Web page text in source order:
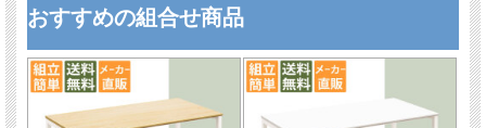
おすすめの組合せ商品